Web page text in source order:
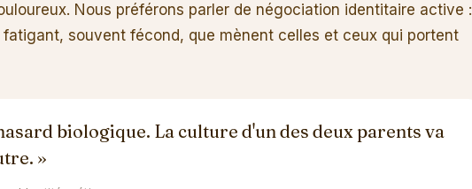
Nous préférons parler de négociation identitaire active :
souvent fécond, que mènent celles et ceux qui portent
biologique. La culture d'un des deux parents va
»